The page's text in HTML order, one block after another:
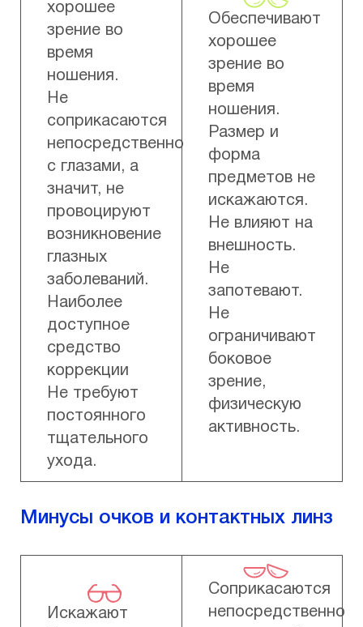
хорошее
зрение во
время
ношения.
Не
соприкасаются
непосредственно
с глазами, а
значит, не
провоцируют
возникновение
глазных
заболеваний.
Наиболее
доступное
средство
коррекции
Не требуют
постоянного
тщательного
ухода.
Обеспечивают
хорошее
зрение во
время
ношения.
Размер и
форма
предметов не
искажаются.
Не влияют на
внешность.
Не
запотевают.
Не
ограничивают
боковое
зрение,
физическую
активность.
Минусы очков и контактных линз
Искажают
Соприкасаются
непосредственно